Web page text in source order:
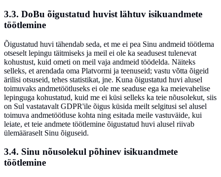
3.3. DoBu õigustatud huvist lähtuv isikuandmete
töötlemine
Õigustatud huvi tähendab seda, et me ei pea Sinu andmeid töötlema
otseselt lepingu täitmiseks ja meil ei ole ka seadusest tulenevat
kohustust, kuid ometi on meil vaja andmeid töödelda. Näiteks
selleks, et arendada oma Platvormi ja teenuseid; vastu võtta õigeid
ärilisi otsuseid, tehes statistikat, jne. Kuna õigustatud huvi alusel
toimuvaks andmetöötluseks ei ole me seaduse ega ka meievahelise
lepinguga kohustatud, kuid me ei küsi selleks ka teie nõusolekut, siis
on Sul vastatavalt GDPR'ile õigus küsida meilt selgitusi sel alusel
toimuva andmetöötluse kohta ning esitada meile vastuväide, kui
leiate, et teie andmete töötlemine õigustatud huvi alusel riivab
ülemääraselt Sinu õiguseid.
3.4. Sinu nõusolekul põhinev isikuandmete
töötlemine